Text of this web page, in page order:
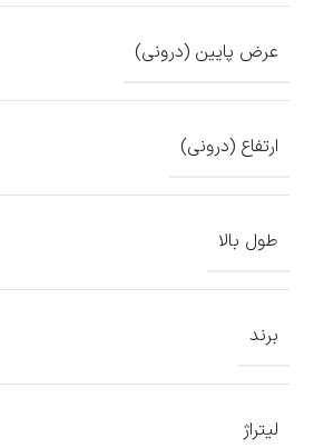
عرض پایین (درونی)
ارتفاع (درونی)
طول بالا
برند
لیتراژ